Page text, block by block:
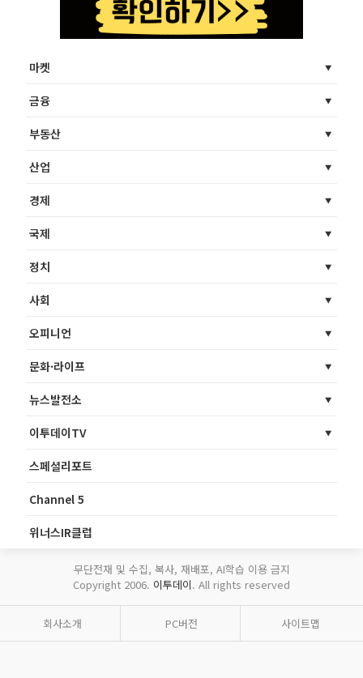
마켓
금융
부동산
산업
경제
국제
정치
사회
오피니언
문화·라이프
뉴스발전소
이투데이TV
스페셜리포트
Channel 5
위너스IR클럽
무단전재 및 수집, 복사, 재배포, AI학습 이용 금지
Copyright 2006. 이투데이. All rights reserved
회사소개 PC버전 사이트맵